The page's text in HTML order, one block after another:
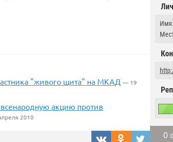
О
"живого щита" на МКАД — 19
акцию против
2010